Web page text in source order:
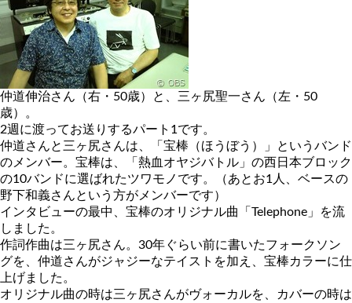
仲道伸治さん（右・50歳）と、三ヶ尻聖一さん（左・50
歳）。
2週に渡ってお送りするパート1です。
仲道さんと三ヶ尻さんは、「宝棒（ほうぼう）」というバンド
のメンバー。宝棒は、「熱血オヤジバトル」の西日本ブロック
の10バンドに選ばれたツワモノです。（あとお1人、ベースの
野下和義さんという方がメンバーです）
インタビューの最中、宝棒のオリジナル曲「Telephone」を流
しました。
作詞作曲は三ヶ尻さん。30年ぐらい前に書いたフォークソン
グを、仲道さんがジャジーなテイストを加え、宝棒カラーに仕
上げました。
オリジナル曲の時は三ヶ尻さんがヴォーカルを、カバーの時は